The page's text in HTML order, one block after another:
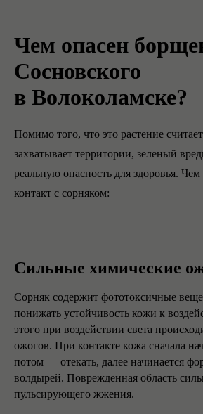
Чем опасен
Сосновского
в Волоколамске?
Помимо того, что это растение
захватывает территории, зеленый
реальную опасность для здоровья.
контакт с сорняком:
Сильные химические
Сорняк содержит фототоксичные
понижать устойчивость кожи к
этого при воздействии света
ожогов. При контакте кожа сначала
потом — отекать, далее начинается
волдырей. Поврежденная область
пульсирующего жжения.